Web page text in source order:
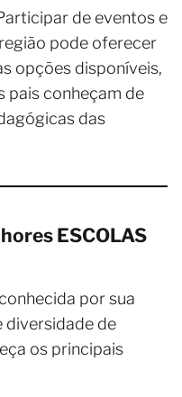
de eventos e
pode oferecer
opções disponíveis,
pais conheçam de
das
ESCOLAS
por sua
diversidade de
os principais